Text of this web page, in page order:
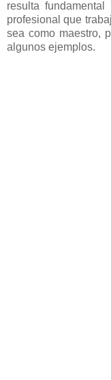
resulta
profesional que
sea como maestro,
algunos ejemplos.